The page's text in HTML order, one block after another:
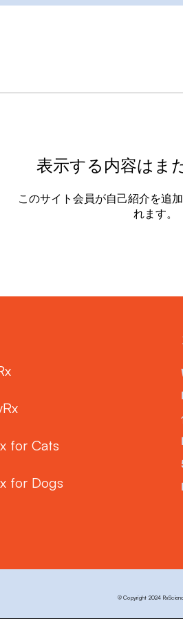
表示する内容はま
このサイト会員が自己紹介を追
れます。
for Cats
for Dogs
© Copyright 2024